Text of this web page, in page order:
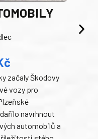
začaly Škodovy
vozy pro
navrhnout
automobilů a